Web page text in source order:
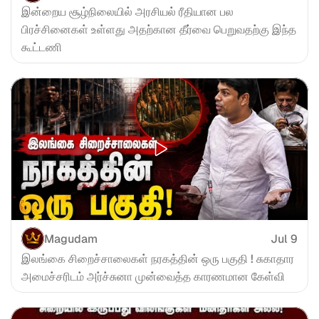
இன்றைய சூழ்நிலையில் அரசியல் ரீதியான பல
பிரச்சினைகள் உள்ளது அதற்கான தீர்வை பெறுவதற்கு இந்த
கூட்டணி
Magudam
Jul 9
இலங்கை சிறைச்சாலைகள் நரகத்தின் ஒரு பகுதி ! சுகாதார
அமைச்சரிடம் அர்ச்சுனா முன்வைத்த காரணமான கேள்வி